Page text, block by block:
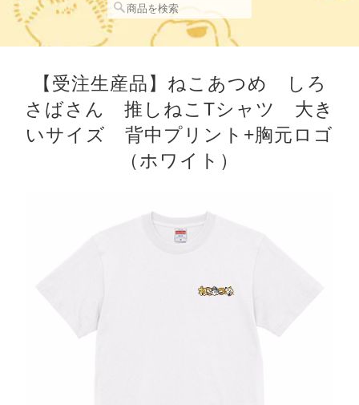
【受注生産品】ねこあつめ しろ
さばさん 推しねこTシャツ 大き
いサイズ 背中プリント+胸元ロゴ
（ホワイト）